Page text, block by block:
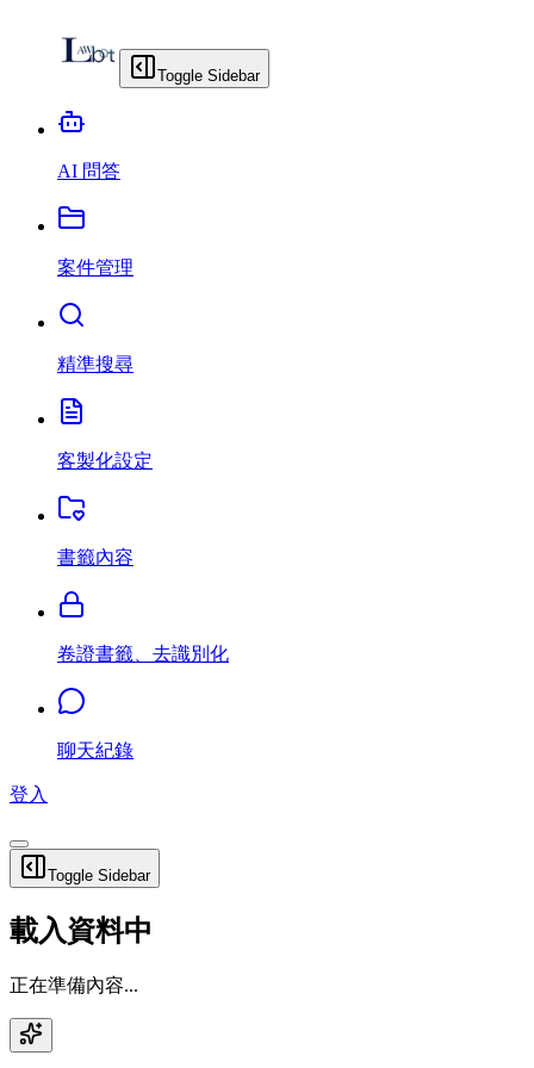
Toggle Sidebar
AI 問答
案件管理
精準搜尋
客製化設定
書籤內容
卷證書籤、去識別化
聊天紀錄
登入
Toggle Sidebar
載入資料中
正在準備內容...